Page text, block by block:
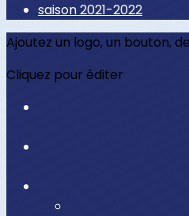
saison 2021-2022
Ajoutez un logo, un bouton,
Cliquez pour éditer